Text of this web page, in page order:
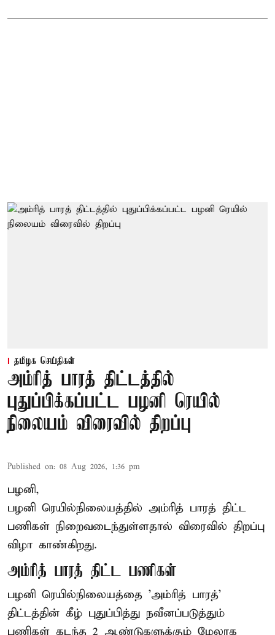
தமிழக செய்திகள்
அம்ரித் பாரத் திட்டத்தில்
புதுப்பிக்கப்பட்ட பழனி ரெயில்
நிலையம் விரைவில் திறப்பு
Published on: 08 Aug 2026, 1:36 pm
பழனி,
பழனி ரெயில்நிலையத்தில் அம்ரித் பாரத் திட்ட
பணிகள் நிறைவடைந்துள்ளதால் விரைவில் திறப்பு
விழா காண்கிறது.
அம்ரித் பாரத் திட்ட பணிகள்
பழனி ரெயில்நிலையத்தை 'அம்ரித் பாரத்'
திட்டத்தின் கீழ் புதுப்பித்து நவீனப்படுத்தும்
பணிகள் கடந்த 2 ஆண்டுகளுக்கும் மேலாக